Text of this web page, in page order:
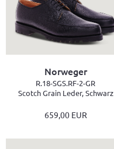
Norweger
R.18-SGS.RF-2-GR
Scotch Grain Leder, Schwarz
659,00 EUR